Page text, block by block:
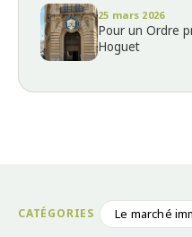
25 mars 2026
Pour un Ordre
Hoguet
Le marché